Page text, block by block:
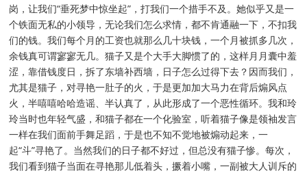
岗，让我们“垂死梦中惊坐起”，打我们一个措手不及。她似乎又是一
个铁面无私的小领导，无论我们怎么求情，都不肯通融一下，不扣我
们的钱。我们每个月的工资也就那么几十块钱，一个月被抓多几次，
余钱真可谓寥寥无几。猫子又是个大手大脚惯了的，这样月月囊中羞
涩，靠借钱度日，拆了东墙补西墙，日子怎么过得下去？因而我们，
尤其是猫子，对寻艳一肚子的火，于是更加加大马力在背后煽风点
火，半嘻嘻哈哈造谣、半认真了，从此形成了一个恶性循环。我和玲
玲当时也年轻气盛，和猫子都在一个化验室，听着猫子像是领袖发言
一样在我们面前手舞足蹈，于是也不知不觉地被煽动起来，一
起“斗”寻艳了。当然我们的日子都不好过，但总没有猫子惨。每次，
我们看到猫子当面在寻艳那儿低着头，撅着小嘴，一副被大人训斥的